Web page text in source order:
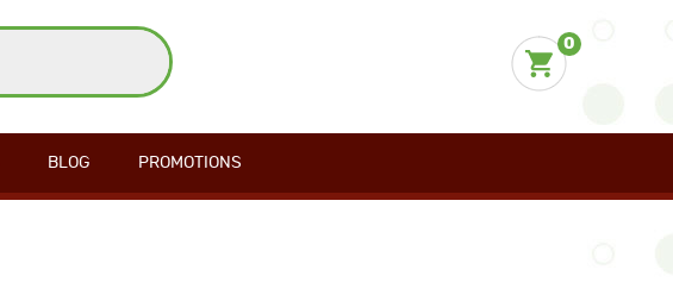
0
BLOG PROMOTIONS